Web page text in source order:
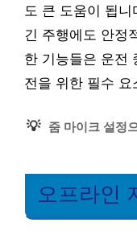
도 큰 도움이 됩니
긴 주행에도 안정
한 기능들은 운전
전을 위한 필수
💡 줌 마이크 설정
오프라인